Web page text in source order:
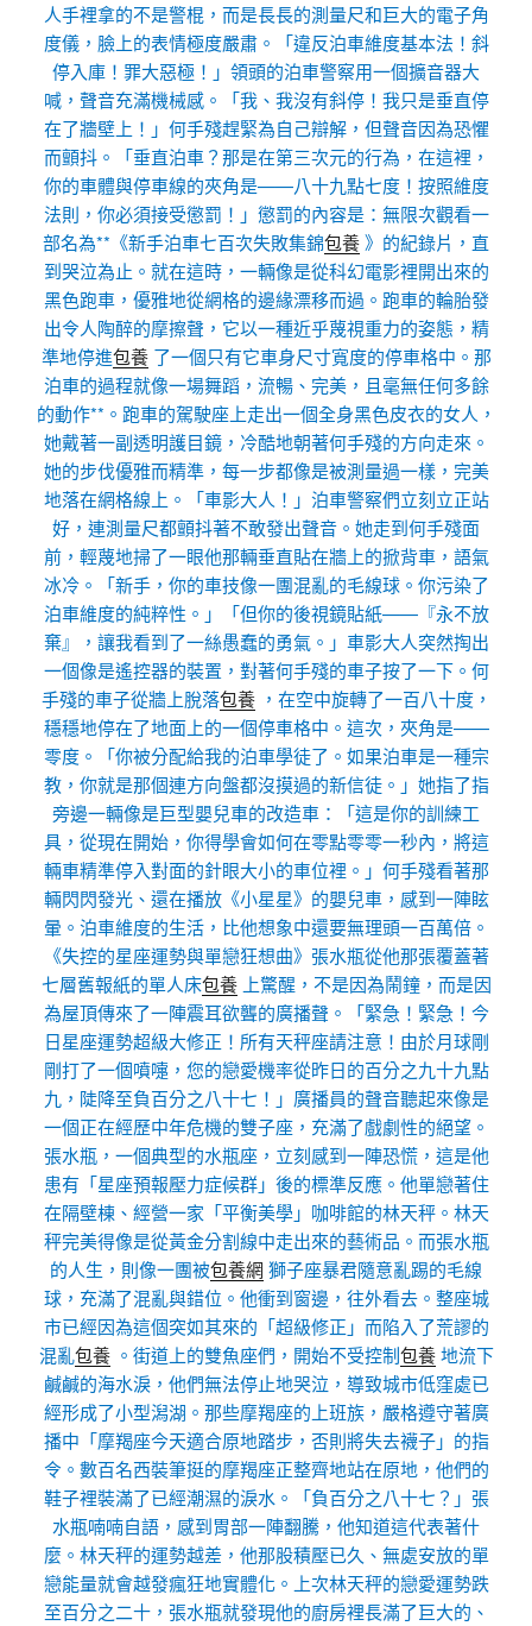
人手裡拿的不是警棍，而是長長的測量尺和巨大的電子角
度儀，臉上的表情極度嚴肅。「違反泊車維度基本法！斜
停入庫！罪大惡極！」領頭的泊車警察用一個擴音器大
喊，聲音充滿機械感。「我、我沒有斜停！我只是垂直停
在了牆壁上！」何手殘趕緊為自己辯解，但聲音因為恐懼
而顫抖。「垂直泊車？那是在第三次元的行為，在這裡，
你的車體與停車線的夾角是——八十九點七度！按照維度
法則，你必須接受懲罰！」懲罰的內容是：無限次觀看一
部名為**《新手泊車七百次失敗集錦包養》的紀錄片，直
到哭泣為止。就在這時，一輛像是從科幻電影裡開出來的
黑色跑車，優雅地從網格的邊緣漂移而過。跑車的輪胎發
出令人陶醉的摩擦聲，它以一種近乎蔑視重力的姿態，精
準地停進包養了一個只有它車身尺寸寬度的停車格中。那
泊車的過程就像一場舞蹈，流暢、完美，且毫無任何多餘
的動作**。跑車的駕駛座上走出一個全身黑色皮衣的女人，
她戴著一副透明護目鏡，冷酷地朝著何手殘的方向走來。
她的步伐優雅而精準，每一步都像是被測量過一樣，完美
地落在網格線上。「車影大人！」泊車警察們立刻立正站
好，連測量尺都顫抖著不敢發出聲音。她走到何手殘面
前，輕蔑地掃了一眼他那輛垂直貼在牆上的掀背車，語氣
冰冷。「新手，你的車技像一團混亂的毛線球。你污染了
泊車維度的純粹性。」「但你的後視鏡貼紙——『永不放
棄』，讓我看到了一絲愚蠢的勇氣。」車影大人突然掏出
一個像是遙控器的裝置，對著何手殘的車子按了一下。何
手殘的車子從牆上脫落包養，在空中旋轉了一百八十度，
穩穩地停在了地面上的一個停車格中。這次，夾角是——
零度。「你被分配給我的泊車學徒了。如果泊車是一種宗
教，你就是那個連方向盤都沒摸過的新信徒。」她指了指
旁邊一輛像是巨型嬰兒車的改造車：「這是你的訓練工
具，從現在開始，你得學會如何在零點零零一秒內，將這
輛車精準停入對面的針眼大小的車位裡。」何手殘看著那
輛閃閃發光、還在播放《小星星》的嬰兒車，感到一陣眩
暈。泊車維度的生活，比他想象中還要無理頭一百萬倍。
《失控的星座運勢與單戀狂想曲》張水瓶從他那張覆蓋著
七層舊報紙的單人床包養上驚醒，不是因為鬧鐘，而是因
為屋頂傳來了一陣震耳欲聾的廣播聲。「緊急！緊急！今
日星座運勢超級大修正！所有天秤座請注意！由於月球剛
剛打了一個噴嚏，您的戀愛機率從昨日的百分之九十九點
九，陡降至負百分之八十七！」廣播員的聲音聽起來像是
一個正在經歷中年危機的雙子座，充滿了戲劇性的絕望。
張水瓶，一個典型的水瓶座，立刻感到一陣恐慌，這是他
患有「星座預報壓力症候群」後的標準反應。他單戀著住
在隔壁棟、經營一家「平衡美學」咖啡館的林天秤。林天
秤完美得像是從黃金分割線中走出來的藝術品。而張水瓶
的人生，則像一團被包養網 獅子座暴君隨意亂踢的毛線
球，充滿了混亂與錯位。他衝到窗邊，往外看去。整座城
市已經因為這個突如其來的「超級修正」而陷入了荒謬的
混亂包養。街道上的雙魚座們，開始不受控制包養地流下
鹹鹹的海水淚，他們無法停止地哭泣，導致城市低窪處已
經形成了小型潟湖。那些摩羯座的上班族，嚴格遵守著廣
播中「摩羯座今天適合原地踏步，否則將失去襪子」的指
令。數百名西裝筆挺的摩羯座正整齊地站在原地，他們的
鞋子裡裝滿了已經潮濕的淚水。「負百分之八十七？」張
水瓶喃喃自語，感到胃部一陣翻騰，他知道這代表著什
麼。林天秤的運勢越差，他那股積壓已久、無處安放的單
戀能量就會越發瘋狂地實體化。上次林天秤的戀愛運勢跌
至百分之二十，張水瓶就發現他的廚房裡長滿了巨大的、